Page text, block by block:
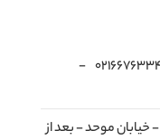
-
خیابان موحد - بعد از